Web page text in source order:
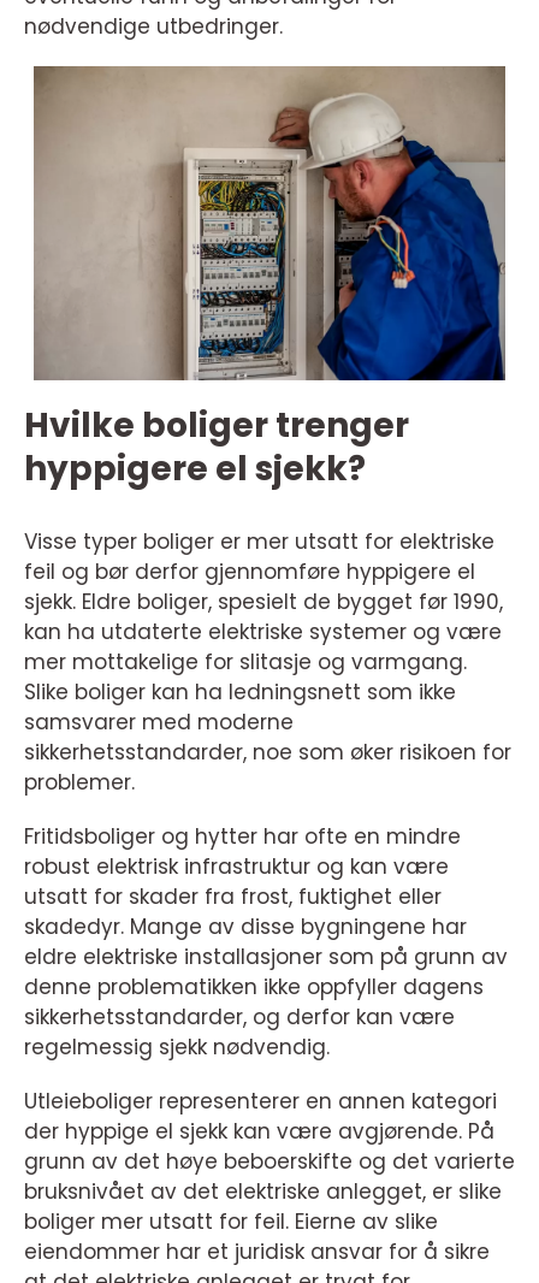
nødvendige utbedringer.
Hvilke boliger trenger
hyppigere el sjekk?
Visse typer boliger er mer utsatt for elektriske
feil og bør derfor gjennomføre hyppigere el
sjekk. Eldre boliger, spesielt de bygget før 1990,
kan ha utdaterte elektriske systemer og være
mer mottakelige for slitasje og varmgang.
Slike boliger kan ha ledningsnett som ikke
samsvarer med moderne
sikkerhetsstandarder, noe som øker risikoen for
problemer.
Fritidsboliger og hytter har ofte en mindre
robust elektrisk infrastruktur og kan være
utsatt for skader fra frost, fuktighet eller
skadedyr. Mange av disse bygningene har
eldre elektriske installasjoner som på grunn av
denne problematikken ikke oppfyller dagens
sikkerhetsstandarder, og derfor kan være
regelmessig sjekk nødvendig.
Utleieboliger representerer en annen kategori
der hyppige el sjekk kan være avgjørende. På
grunn av det høye beboerskifte og det varierte
bruksnivået av det elektriske anlegget, er slike
boliger mer utsatt for feil. Eierne av slike
eiendommer har et juridisk ansvar for å sikre